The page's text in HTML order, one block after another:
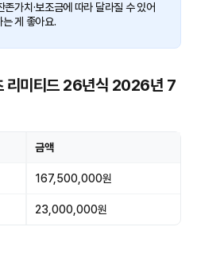
존가치·보조금에 따라 달라질 수 있어
게 좋아요.
미티드 26년식 2026년 7
금액
167,500,000원
23,000,000원